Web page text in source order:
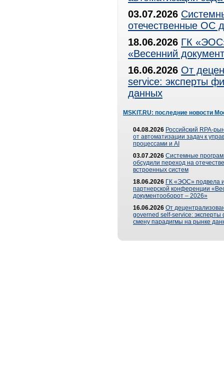
03.07.2026
отечественные ОС
18.06.2026 ГК
«Весенний
16.06.2026 От
service: эксперты
данных
MSKIT.RU: последние новости
04.08.2026 Российский RPA-
от автоматизации задач к
процессами и AI
03.07.2026 Системные
обсудили переход на
встроенных систем
18.06.2026 ГК «ЭОС» подвела
партнерской конференции
документооборот – 2026»
16.06.2026 От
governed self-service: эксперты
смену парадигмы на рынке